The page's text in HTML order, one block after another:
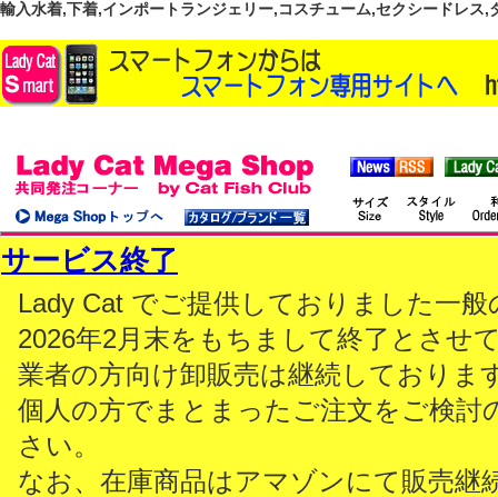
輸入水着,下着,インポートランジェリー,コスチューム,セクシードレス
サービス終了
Lady Cat でご提供しておりました一
2026年2月末をもちまして終了とさせ
業者の方向け卸販売は継続しておりま
個人の方でまとまったご注文をご検討
さい。
なお、在庫商品はアマゾンにて販売継